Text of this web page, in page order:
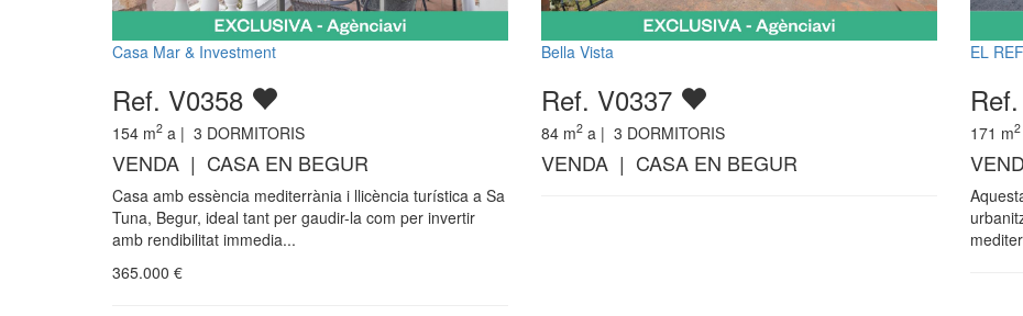
Casa Mar & Investment
Ref. V0358
154 m2 a | 3 DORMITORIS
VENDA | CASA EN BEGUR
Casa amb essència mediterrània i llicència turística a Sa
Tuna, Begur, ideal tant per gaudir-la com per invertir
amb rendibilitat immedia...
365.000 €
Bella Vista
Ref. V0337
84 m2 a | 3 DORMITORIS
VENDA | CASA EN BEGUR
EL
171 m2